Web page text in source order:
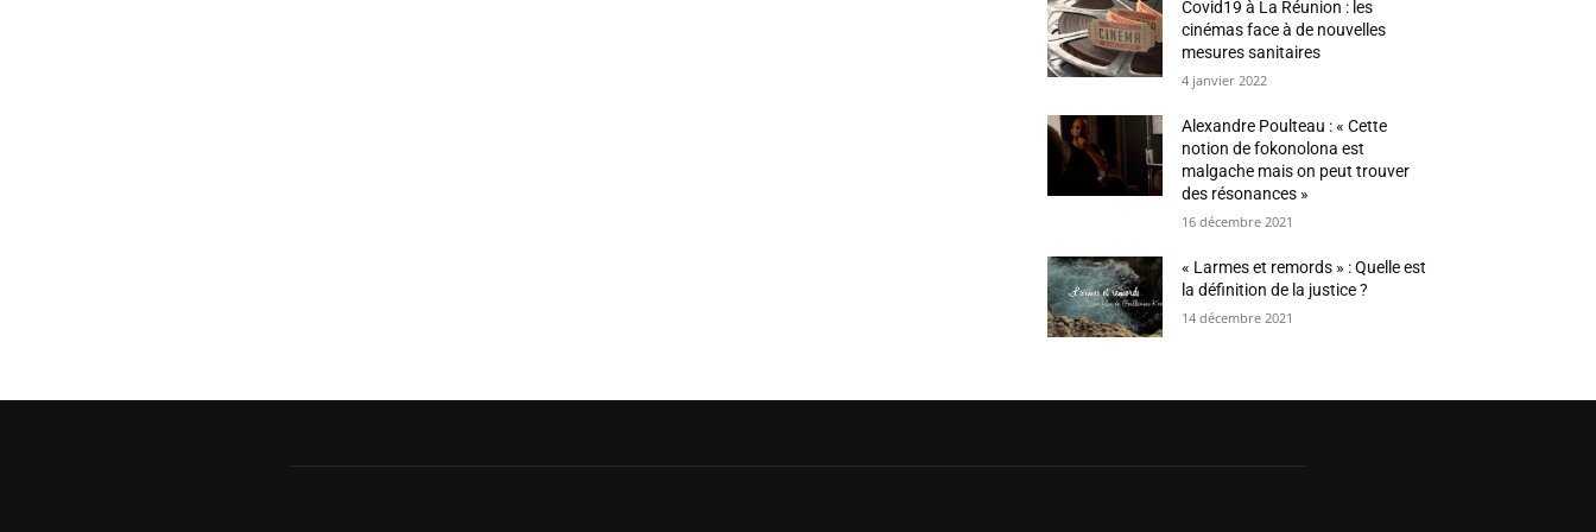
Covid19 à La Réunion : les
cinémas face à de nouvelles
mesures sanitaires
4 janvier 2022
Alexandre Poulteau : « Cette
notion de fokonolona est
malgache mais on peut trouver
des résonances »
16 décembre 2021
« Larmes et remords » : Quelle est
la définition de la justice ?
14 décembre 2021